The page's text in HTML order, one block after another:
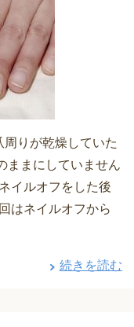
りが乾燥していた
ままにしていません
イルオフをした後
はネイルオフから
続きを読む